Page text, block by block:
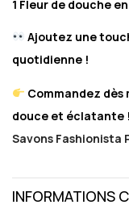
1 Fleur de douche
Ajoutez une
quotidienne !
Commandez
douce et éclatante
Savons Fashionista
INFORMATIONS